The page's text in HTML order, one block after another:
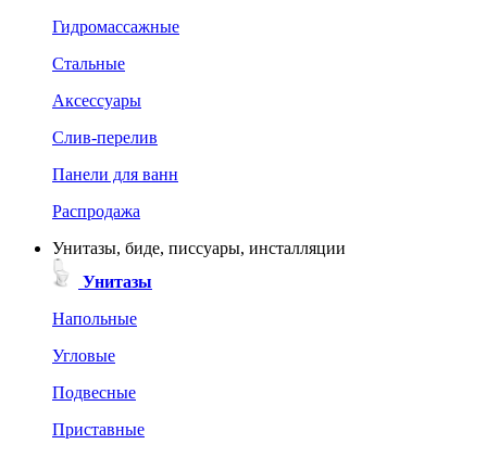
Гидромассажные
Стальные
Аксессуары
Слив-перелив
Панели для ванн
Распродажа
Унитазы, биде, писсуары, инсталляции
Унитазы
Напольные
Угловые
Подвесные
Приставные